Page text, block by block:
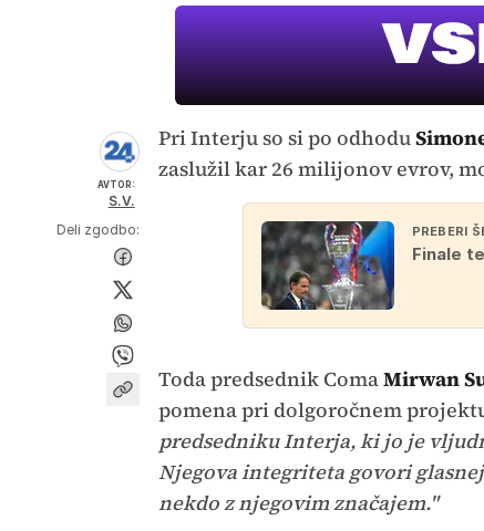
AVTOR:
S.V.
Deli zgodbo:
Pri Interju so si po odhodu
zaslužil kar 26 milijonov evrov,
PREBERI
Finale
Toda predsednik ComaMirwan
pomena pri dolgoročnem
predsedniku Interja, ki jo je
Njegova integriteta govori
nekdo z njegovim značajem."